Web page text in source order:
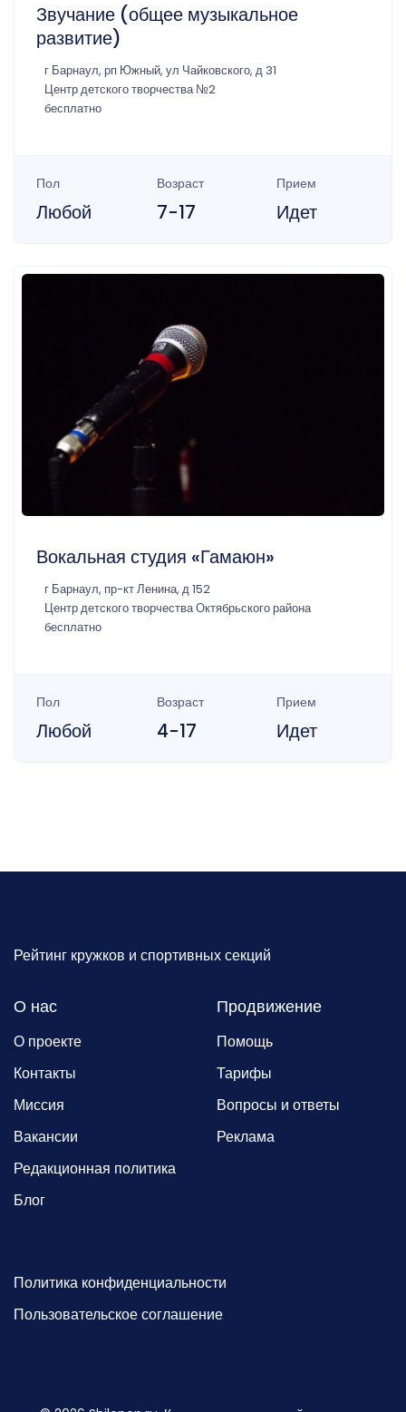
Звучание (общее музыкальное
развитие)
г Барнаул, рп Южный, ул Чайковского, д 31
Центр детского творчества №2
бесплатно
Пол
Любой
Возраст
7-17
Прием
Идет
Вокальная студия «Гамаюн»
г Барнаул, пр-кт Ленина, д 152
Центр детского творчества Октябрьского района
бесплатно
Пол
Любой
Возраст
4-17
Прием
Идет
Рейтинг кружков и спортивных секций
О нас
О проекте
Контакты
Миссия
Вакансии
Редакционная политика
Блог
Продвижение
Помощь
Тарифы
Вопросы и ответы
Реклама
Политика конфиденциальности
Пользовательское соглашение